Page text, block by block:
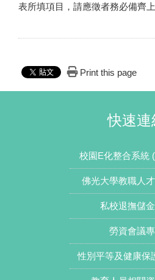
表所填項目，請應徵者務必備齊
Print this page
快速連
校園E化整合系統
佛光大學教職人
私校退撫儲
勞資會議
性別平等及健康保